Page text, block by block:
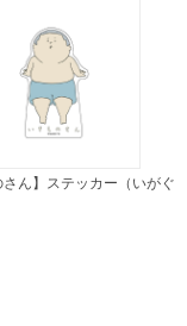
さん】ステッカー（いがぐ